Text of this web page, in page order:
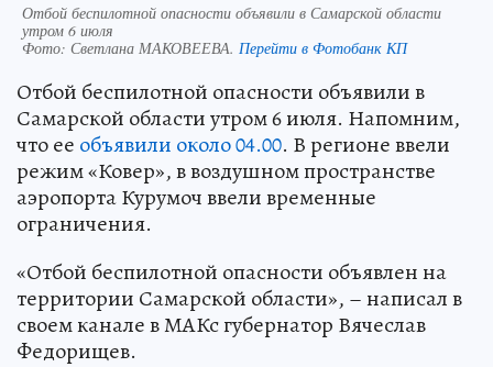
Отбой беспилотной опасности объявили в Самарской области
утром 6 июля
Фото: Светлана МАКОВЕЕВА. Перейти в Фотобанк КП
Отбой беспилотной опасности объявили в
Самарской области утром 6 июля. Напомним,
что ее объявили около 04.00. В регионе ввели
режим «Ковер», в воздушном пространстве
аэропорта Курумоч ввели временные
ограничения.
«Отбой беспилотной опасности объявлен на
территории Самарской области», – написал в
своем канале в МАКс губернатор Вячеслав
Федорищев.